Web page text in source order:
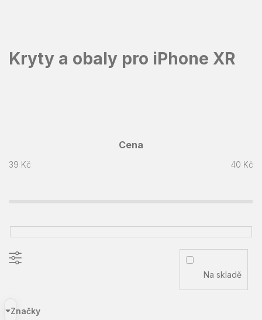
Kryty a obaly pro iPhone XR
Cena
39 Kč 40 Kč
Na skladě
Značky